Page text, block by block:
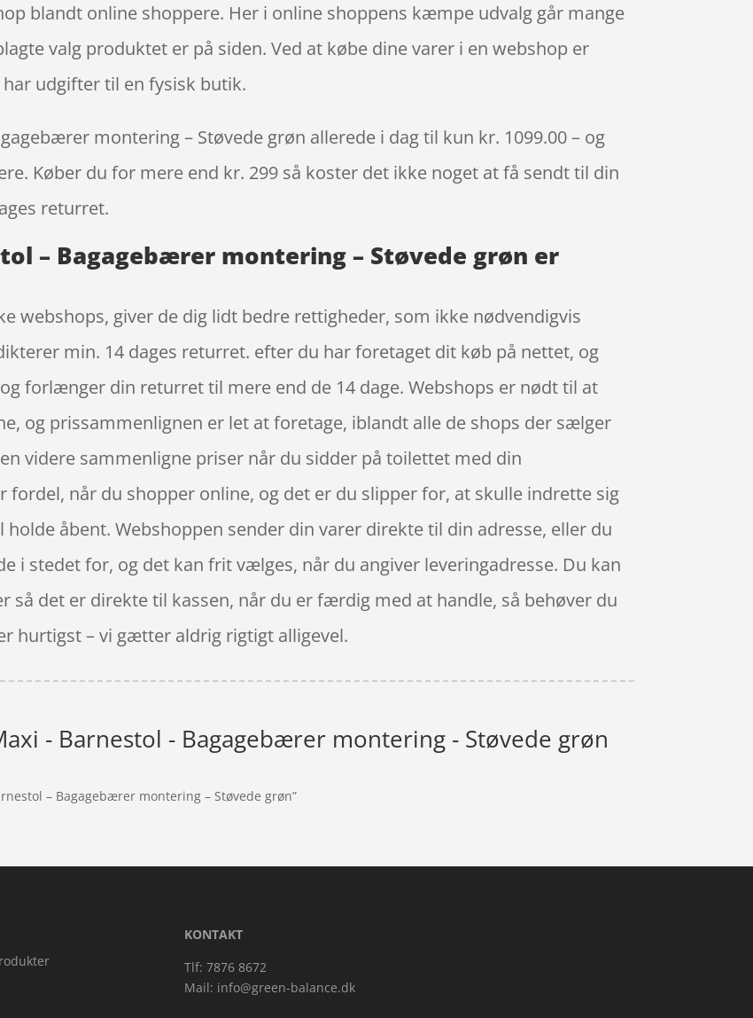
blandt online shoppere. Her i online shoppens kæmpe udvalg går mange
valg produktet er på siden. Ved at købe dine varer i en webshop er
udgifter til en fysisk butik.
montering – Støvede grøn allerede i dag til kun kr. 1099.00 – og
Køber du for mere end kr. 299 så koster det ikke noget at få sendt til din
returret.
– Bagagebærer montering – Støvede grøn er
webshops, giver de dig lidt bedre rettigheder, som ikke nødvendigvis
min. 14 dages returret. efter du har foretaget dit køb på nettet, og
forlænger din returret til mere end de 14 dage. Webshops er nødt til at
og prissammenlignen er let at foretage, iblandt alle de shops der sælger
videre sammenligne priser når du sidder på toilettet med din
fordel, når du shopper online, og det er du slipper for, at skulle indrette sig
åbent. Webshoppen sender din varer direkte til din adresse, eller du
i stedet for, og det kan frit vælges, når du angiver leveringadresse. Du kan
så det er direkte til kassen, når du er færdig med at handle, så behøver du
hurtigst – vi gætter aldrig rigtigt alligevel.
- Barnestol - Bagagebærer montering - Støvede grøn
– Bagagebærer montering – Støvede grøn”
KONTAKT
Tlf: 7876 8672
Mail: info@green-balance.dk